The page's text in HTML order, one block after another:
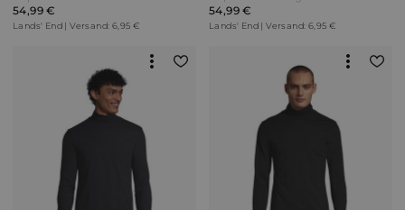
54,99 €
Lands' End | Versand: 6,95 €
54,99 €
Lands' End | Versand: 6,95 €